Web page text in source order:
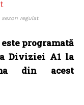
sezon regulat
programată
Diviziei A1 la
din acest